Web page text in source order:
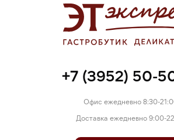
+7 (3952) 50-
Офис ежедневно 8:30-
Доставка ежедневно 9:00-